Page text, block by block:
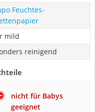
Feuchtes-
mild
reinigend
nicht für Babys
geeignet